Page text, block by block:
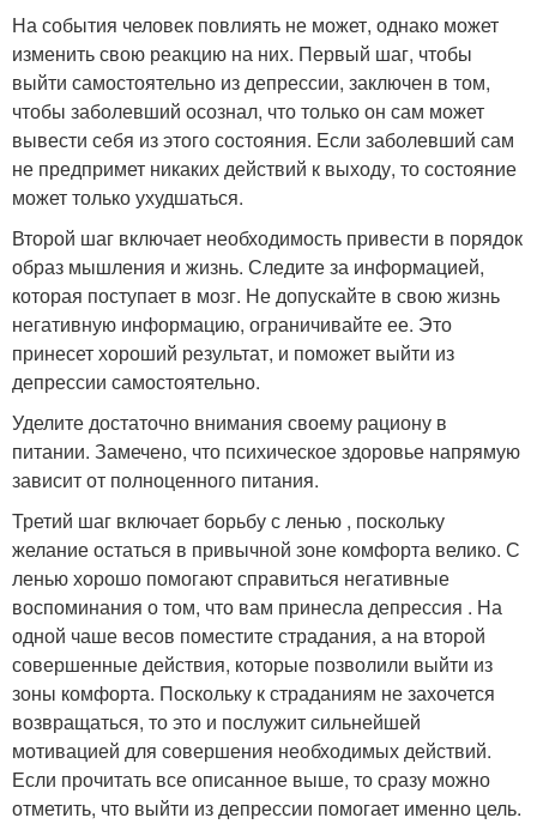
На события человек повлиять не может, однако может
изменить свою реакцию на них. Первый шаг, чтобы
выйти самостоятельно из депрессии, заключен в том,
чтобы заболевший осознал, что только он сам может
вывести себя из этого состояния. Если заболевший сам
не предпримет никаких действий к выходу, то состояние
может только ухудшаться.
Второй шаг включает необходимость привести в порядок
образ мышления и жизнь. Следите за информацией,
которая поступает в мозг. Не допускайте в свою жизнь
негативную информацию, ограничивайте ее. Это
принесет хороший результат, и поможет выйти из
депрессии самостоятельно.
Уделите достаточно внимания своему рациону в
питании. Замечено, что психическое здоровье напрямую
зависит от полноценного питания.
Третий шаг включает борьбу с ленью , поскольку
желание остаться в привычной зоне комфорта велико. С
ленью хорошо помогают справиться негативные
воспоминания о том, что вам принесла депрессия . На
одной чаше весов поместите страдания, а на второй
совершенные действия, которые позволили выйти из
зоны комфорта. Поскольку к страданиям не захочется
возвращаться, то это и послужит сильнейшей
мотивацией для совершения необходимых действий.
Если прочитать все описанное выше, то сразу можно
отметить, что выйти из депрессии помогает именно цель.